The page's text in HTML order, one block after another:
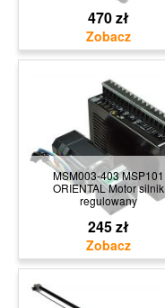
470 zł
MSM003-403 MSP101
ORIENTAL Motor silnik
regulowany
245 zł